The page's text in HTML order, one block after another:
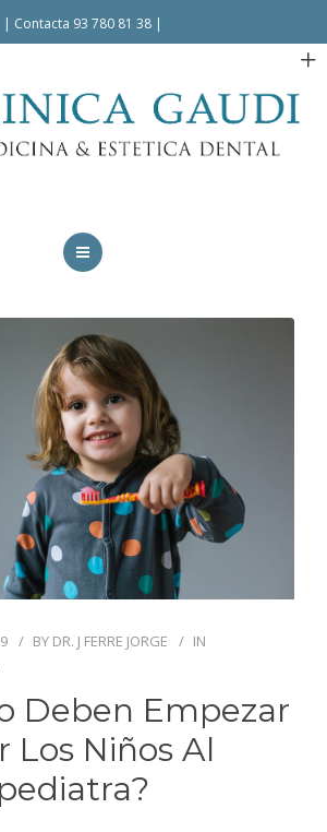
| Contacta 93 780 81 38 |
BY DR. J FERRE JORGE
IN
Deben Empezar
Los Niños Al